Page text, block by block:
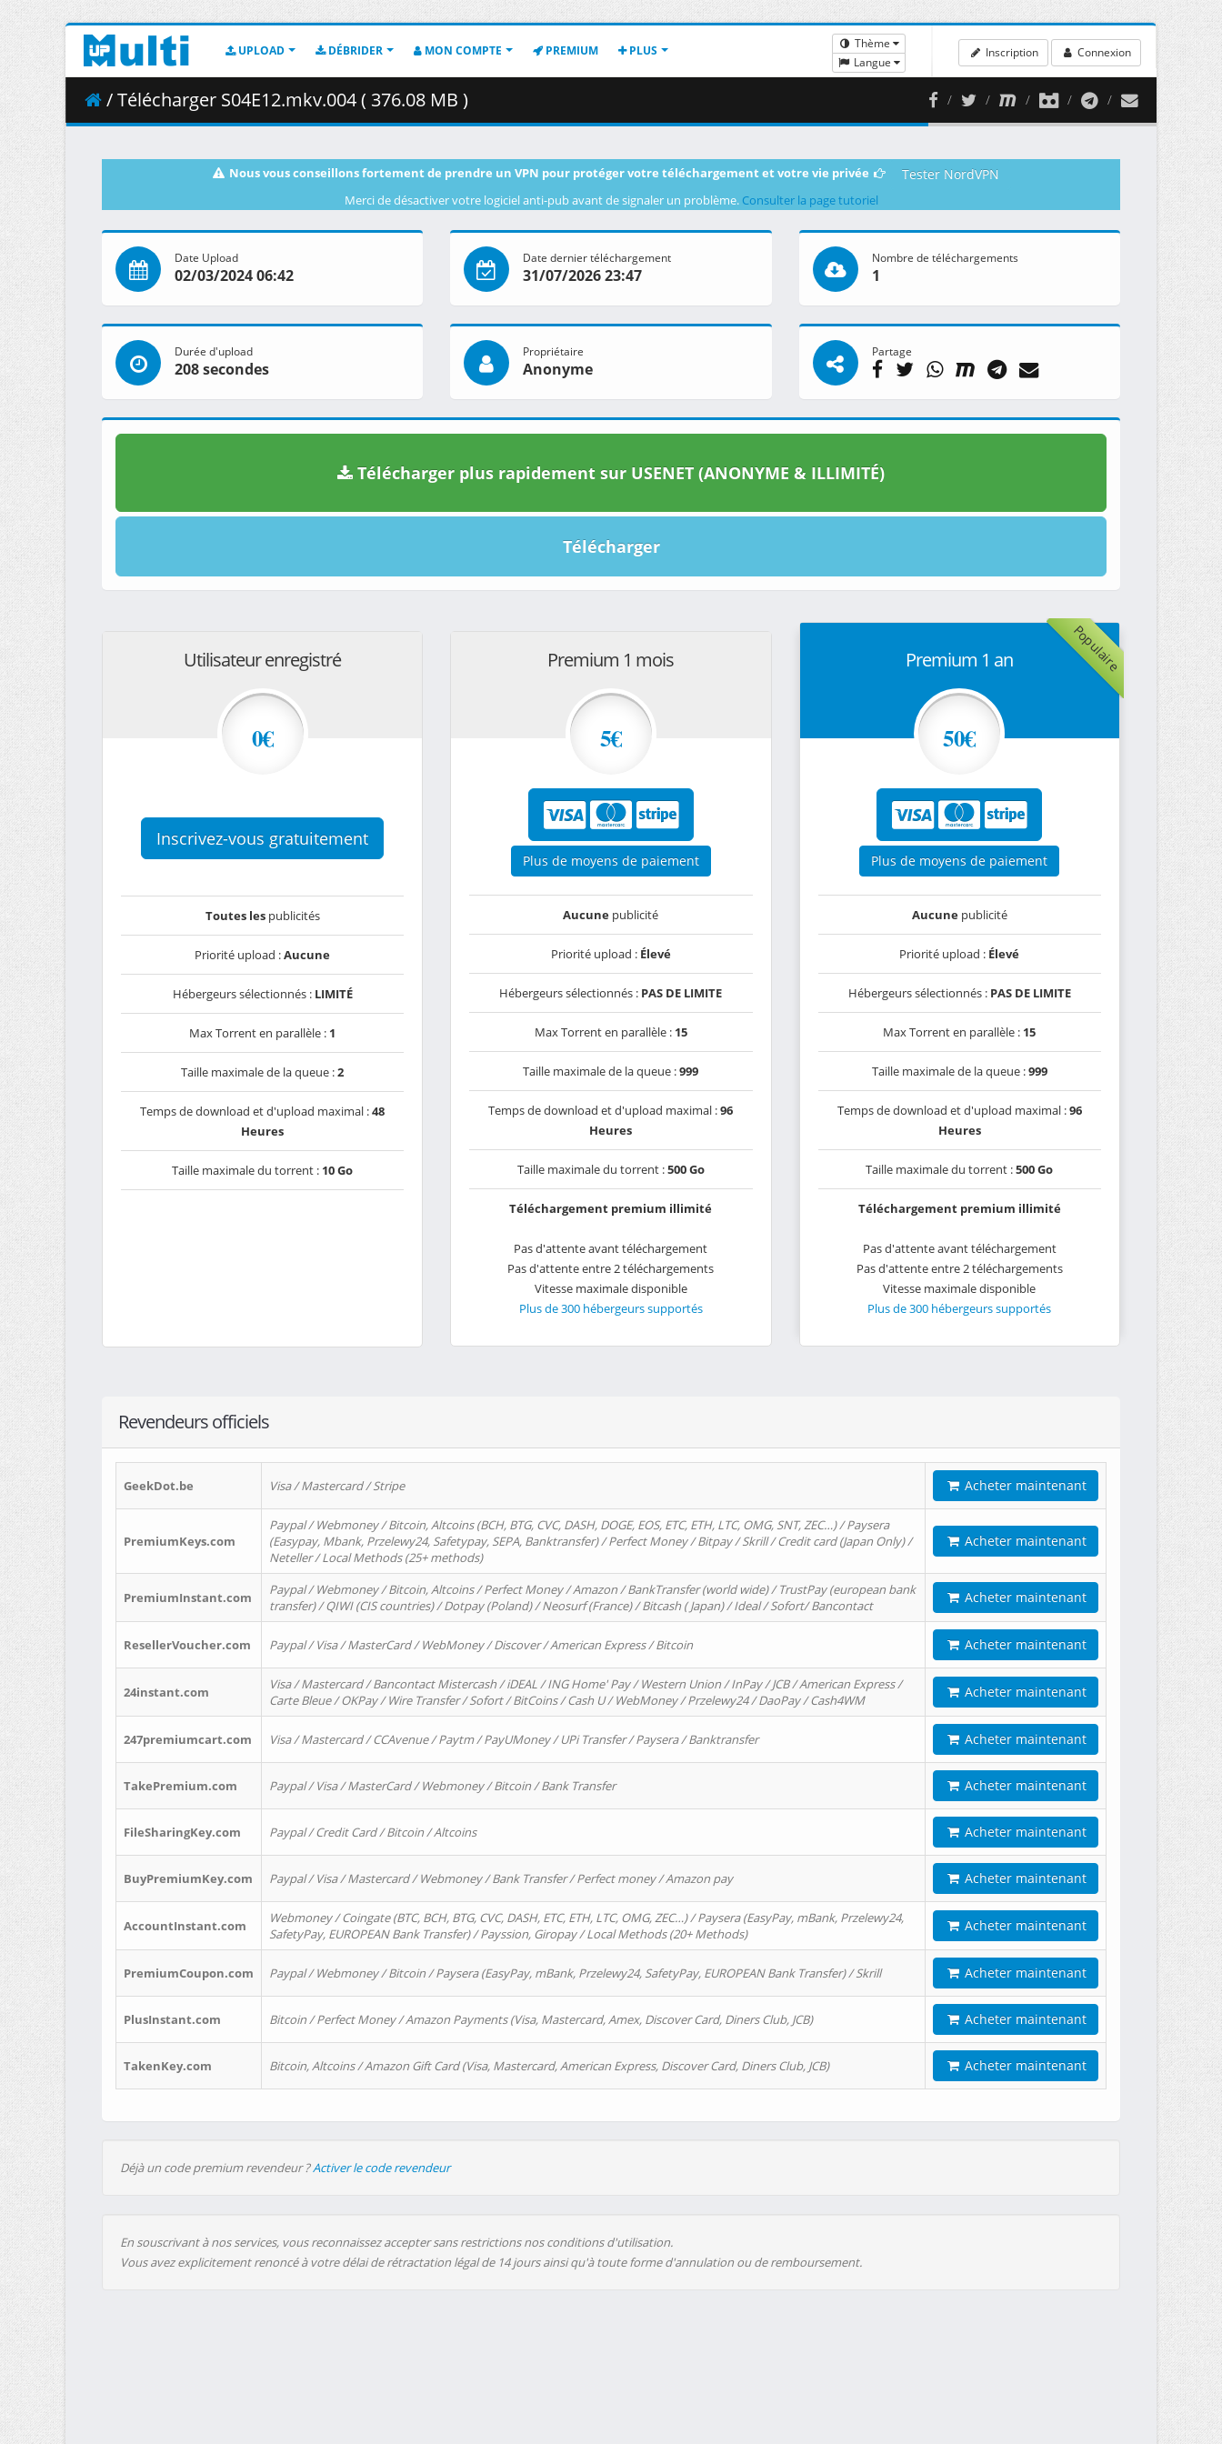
UPLOAD DÉBRIDER MON COMPTE PREMIUM PLUS
Thème
Langue
Inscription Connexion
/ Télécharger S04E12.mkv.004 ( 376.08 MB )
Nous vous conseillons fortement de prendre un VPN pour protéger votre téléchargement et votre vie privée Tester NordVPN
Merci de désactiver votre logiciel anti-pub avant de signaler un problème. Consulter la page tutoriel
Date Upload
02/03/2024 06:42
Date dernier téléchargement
31/07/2026 23:47
Nombre de téléchargements
1
Durée d'upload
208 secondes
Propriétaire
Anonyme
Partage
Télécharger plus rapidement sur USENET (ANONYME & ILLIMITÉ)
Télécharger
Utilisateur enregistré
0€
Inscrivez-vous gratuitement
Toutes lespublicités
Priorité upload :Aucune
Hébergeurs sélectionnés : LIMITÉ
Max Torrent en parallèle : 1
Taille maximale de la queue :2
Temps de download et d'upload maximal :48
Heures
Taille maximale du torrent : 10 Go
Premium 1 mois
5€
Plus de moyens de paiement
Aucune publicité
Priorité upload : Élevé
Hébergeurs sélectionnés : PAS DE LIMITE
Max Torrent en parallèle : 15
Taille maximale de la queue :999
Temps de download et d'upload maximal :96
Heures
Taille maximale du torrent :500 Go
Téléchargement premium illimité
Pas d'attente avant téléchargement
Pas d'attente entre 2 téléchargements
Vitesse maximale disponible
Plus de 300 hébergeurs supportés
Populaire
Premium 1 an
50€
Plus de moyens de paiement
Aucunepublicité
Priorité upload : Élevé
Hébergeurs sélectionnés : PAS DE LIMITE
Max Torrent en parallèle : 15
Taille maximale de la queue :999
Temps de download et d'upload maximal :96
Heures
Taille maximale du torrent :500 Go
Téléchargement premium illimité
Pas d'attente avant téléchargement
Pas d'attente entre 2 téléchargements
Vitesse maximale disponible
Plus de 300 hébergeurs supportés
Revendeurs officiels
GeekDot.be Visa / Mastercard / Stripe Acheter maintenant
PremiumKeys.com
Paypal / Webmoney / Bitcoin, Altcoins (BCH, BTG, CVC, DASH, DOGE, EOS, ETC, ETH, LTC, OMG, SNT, ZEC…) / Paysera
(Easypay, Mbank, Przelewy24, Safetypay, SEPA, Banktransfer) / Perfect Money / Bitpay / Skrill / Credit card (Japan Only) /
Neteller / Local Methods (25+ methods)
Acheter maintenant
PremiumInstant.com
Paypal / Webmoney / Bitcoin, Altcoins / Perfect Money / Amazon / BankTransfer (world wide) / TrustPay (european bank
transfer) / QIWI (CIS countries) / Dotpay (Poland) / Neosurf (France) / Bitcash ( Japan) / Ideal / Sofort/ Bancontact
Acheter maintenant
ResellerVoucher.com Paypal / Visa / MasterCard / WebMoney / Discover / American Express / Bitcoin Acheter maintenant
24instant.com
Visa / Mastercard / Bancontact Mistercash / iDEAL / ING Home' Pay / Western Union / InPay / JCB / American Express /
Carte Bleue / OKPay / Wire Transfer / Sofort / BitCoins / Cash U / WebMoney / Przelewy24 / DaoPay / Cash4WM
Acheter maintenant
247premiumcart.com Visa / Mastercard / CCAvenue / Paytm / PayUMoney / UPi Transfer / Paysera / Banktransfer Acheter maintenant
TakePremium.com Paypal / Visa / MasterCard / Webmoney / Bitcoin / Bank Transfer Acheter maintenant
FileSharingKey.com Paypal / Credit Card / Bitcoin / Altcoins Acheter maintenant
BuyPremiumKey.com Paypal / Visa / Mastercard / Webmoney / Bank Transfer / Perfect money / Amazon pay Acheter maintenant
AccountInstant.com
Webmoney / Coingate (BTC, BCH, BTG, CVC, DASH, ETC, ETH, LTC, OMG, ZEC…) / Paysera (EasyPay, mBank, Przelewy24,
SafetyPay, EUROPEAN Bank Transfer) / Payssion, Giropay / Local Methods (20+ Methods)
Acheter maintenant
PremiumCoupon.com Paypal / Webmoney / Bitcoin / Paysera (EasyPay, mBank, Przelewy24, SafetyPay, EUROPEAN Bank Transfer) / Skrill Acheter maintenant
PlusInstant.com Bitcoin / Perfect Money / Amazon Payments (Visa, Mastercard, Amex, Discover Card, Diners Club, JCB) Acheter maintenant
TakenKey.com Bitcoin, Altcoins / Amazon Gift Card (Visa, Mastercard, American Express, Discover Card, Diners Club, JCB) Acheter maintenant
Déjà un code premium revendeur ?Activer le code revendeur
En souscrivant à nos services, vous reconnaissez accepter sans restrictions nos conditions d'utilisation.
Vous avez explicitement renoncé à votre délai de rétractation légal de 14 jours ainsi qu'à toute forme d'annulation ou de remboursement.